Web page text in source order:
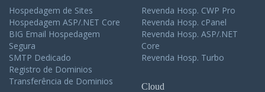
Hospedagem de Sites
Hospedagem ASP/.NET Core
BIG Email Hospedagem
Segura
SMTP Dedicado
Registro de Dominios
Transferência de Dominios
Revenda Hosp. CWP Pro
Revenda Hosp. cPanel
Revenda Hosp. ASP/.NET
Core
Revenda Hosp. Turbo
Cloud